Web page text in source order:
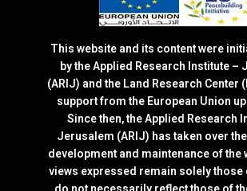
This website and its content were
by the Applied Research Institute –
(ARIJ) and the Land Research Center
support from the European Union
Since then, the Applied Research
Jerusalem (ARIJ) has taken over
development and maintenance of the
views expressed remain solely those